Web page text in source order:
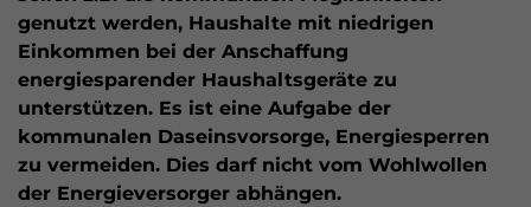
genutzt werden, Haushalte mit niedrigen
Einkommen bei der Anschaffung
energiesparender Haushaltsgeräte zu
unterstützen. Es ist eine Aufgabe der
kommunalen Daseinsvorsorge, Energiesperren
zu vermeiden. Dies darf nicht vom Wohlwollen
der Energieversorger abhängen.